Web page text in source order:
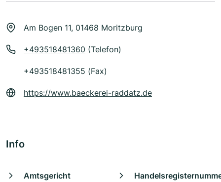
Am Bogen 11, 01468 Moritzburg
+493518481360 (Telefon)
+493518481355 (Fax)
https://www.baeckerei-raddatz.de
Info
Amtsgericht